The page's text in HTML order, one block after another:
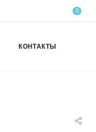
0
КОНТАКТЫ